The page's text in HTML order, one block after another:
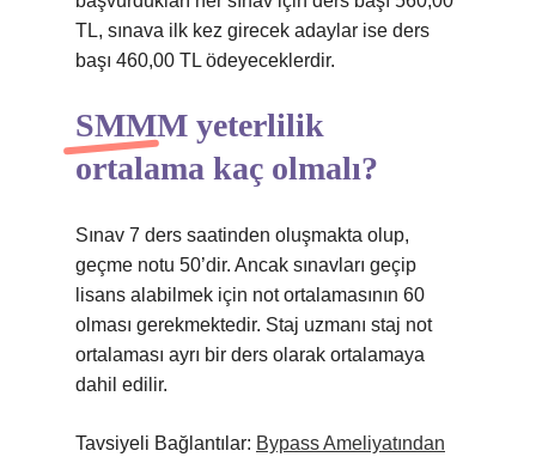
TL, sınava ilk kez girecek adaylar ise ders
başı 460,00 TL ödeyeceklerdir.
SMMM yeterlilik
ortalama kaç olmalı?
Sınav 7 ders saatinden oluşmakta olup,
geçme notu 50’dir. Ancak sınavları geçip
lisans alabilmek için not ortalamasının 60
olması gerekmektedir. Staj uzmanı staj not
ortalaması ayrı bir ders olarak ortalamaya
dahil edilir.
Tavsiyeli Bağlantılar: Bypass Ameliyatından